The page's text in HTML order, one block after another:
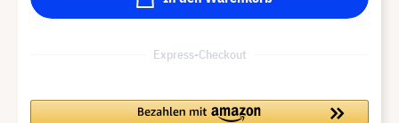
Express-Checkout